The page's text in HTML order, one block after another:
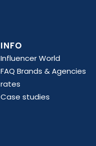
INFO
Influencer World
FAQ Brands & Agencies
rates
Case studies